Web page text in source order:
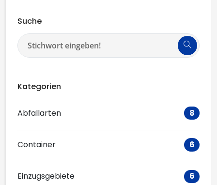
Suche
Kategorien
Abfallarten 8
Container 6
Einzugsgebiete 6